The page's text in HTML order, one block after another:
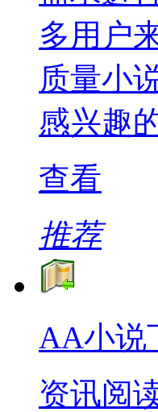
多用户
质量小
感兴趣
查看
推荐
AA小说
资讯阅